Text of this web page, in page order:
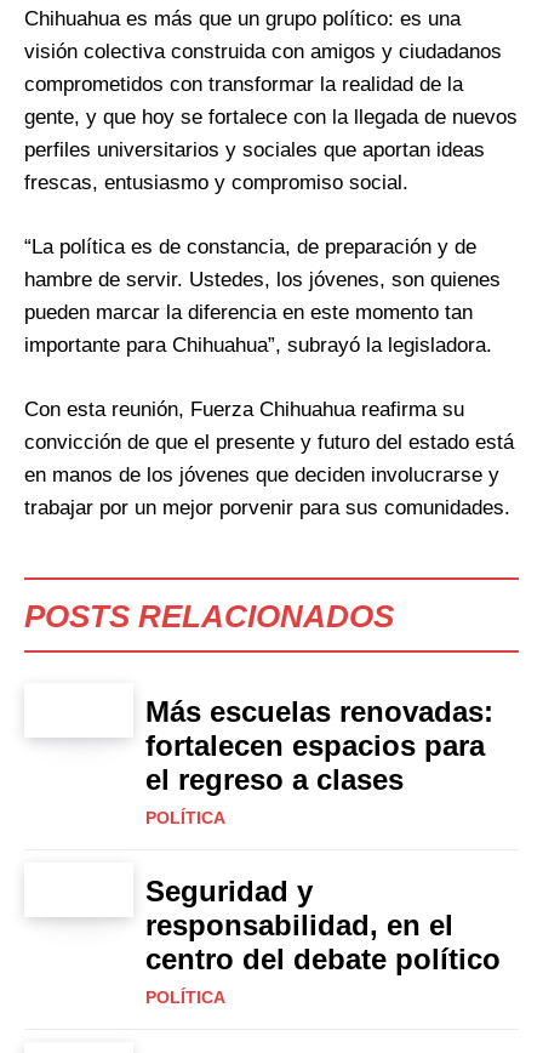
Chihuahua es más que un grupo político: es una
visión colectiva construida con amigos y ciudadanos
comprometidos con transformar la realidad de la
gente, y que hoy se fortalece con la llegada de nuevos
perfiles universitarios y sociales que aportan ideas
frescas, entusiasmo y compromiso social.
“La política es de constancia, de preparación y de
hambre de servir. Ustedes, los jóvenes, son quienes
pueden marcar la diferencia en este momento tan
importante para Chihuahua”, subrayó la legisladora.
Con esta reunión, Fuerza Chihuahua reafirma su
convicción de que el presente y futuro del estado está
en manos de los jóvenes que deciden involucrarse y
trabajar por un mejor porvenir para sus comunidades.
POSTS RELACIONADOS
Más escuelas renovadas:
fortalecen espacios para
el regreso a clases
POLÍTICA
Seguridad y
responsabilidad, en el
centro del debate político
POLÍTICA